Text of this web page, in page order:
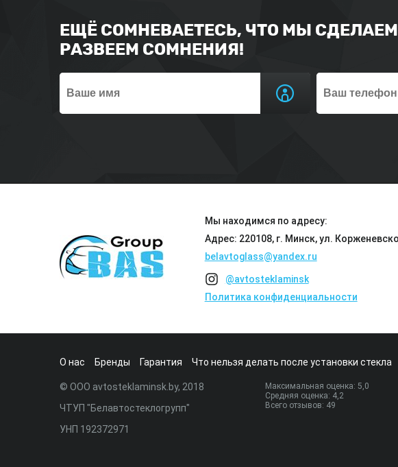
ЕЩЁ СОМНЕВАЕТЕСЬ, ЧТО МЫ
РАЗВЕЕМ СОМНЕНИЯ!
Мы находимся по адресу:
Адрес: 220108, г. Минск, ул.
belavtoglass@yandex.ru
@avtosteklaminsk
Политика конфиденциальности
О нас Бренды Гарантия Что нельзя делать после установки стекла
© ООО avtosteklaminsk.by, 2018
ЧТУП "Белавтостеклогрупп"
УНП 192372971
Максимальная оценка: 5,0
Средняя оценка: 4,2
Всего отзывов: 49